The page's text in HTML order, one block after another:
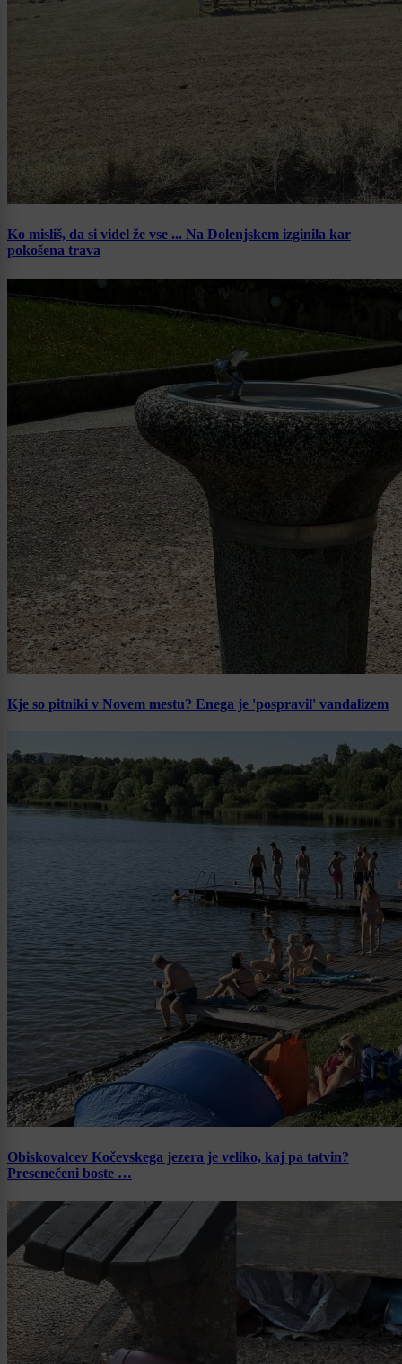
Ko misliš, da si videl že vse ... Na Dolenjskem izginila kar
pokošena trava
Kje so pitniki v Novem mestu? Enega je 'pospravil' vandalizem
Obiskovalcev Kočevskega jezera je veliko, kaj pa tatvin?
Presenečeni boste …